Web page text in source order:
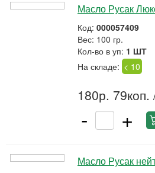
Масло Русак
Код: 000057409
Вес: 100 гр.
Кол-во в уп: 1 ШТ
На складе: < 10
180р. 79коп.
- +
Масло Русак